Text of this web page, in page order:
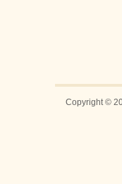
Copyright ©